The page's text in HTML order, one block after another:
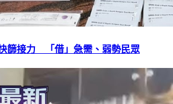
篩接力 「借」急需、弱勢民眾